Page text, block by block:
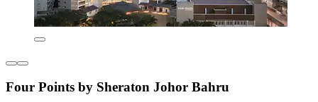
Four Points by Sheraton Johor Bahru